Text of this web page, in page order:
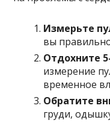
Измерьте
вы
Отдохните
измерение
временное
Обратите
груди,